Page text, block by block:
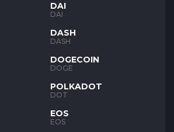
DAI
DAI
DASH
DASH
DOGECOIN
DOGE
POLKADOT
DOT
EOS
EOS